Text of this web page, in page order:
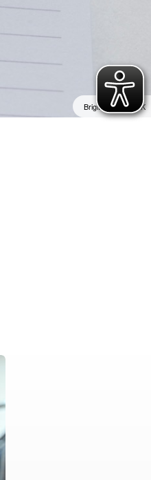
Brigitte Hiss / DRK